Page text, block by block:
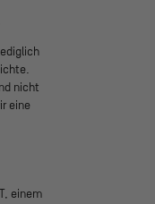
nicht
eine
einem